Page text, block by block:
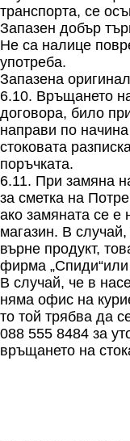
транспорта, се
Запазен добър
Не са налице
употреба.
Запазена
6.10. Връщането
договора, било
направи по
стоковата
поръчката.
6.11. При замяна
за сметка на
ако замяната се е
магазин. В
върне продукт,
фирма „Спиди“или
В случай, че в
няма офис на
то той трябва да
088 555 8484 за
връщането на